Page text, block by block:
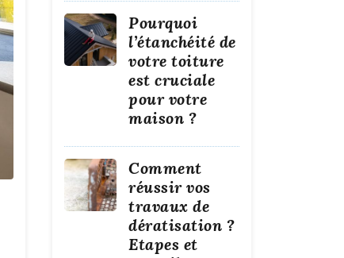
Pourquoi
l’étanchéité de
votre toiture
est cruciale
pour votre
maison ?
Comment
réussir vos
travaux de
dératisation ?
Etapes et